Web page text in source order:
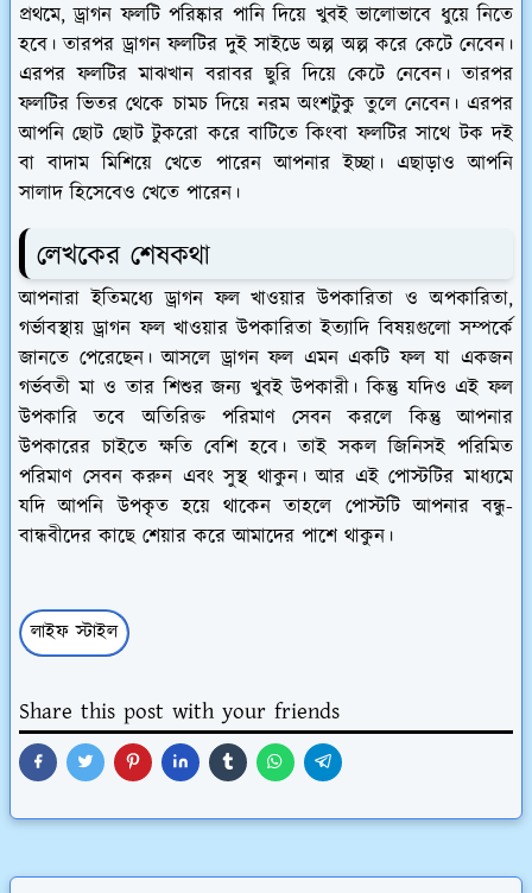
প্রথমে, ড্রাগন ফলটি পরিষ্কার পানি দিয়ে খুবই ভালোভাবে ধুয়ে নিতে
হবে। তারপর ড্রাগন ফলটির দুই সাইডে অল্প অল্প করে কেটে নেবেন।
এরপর ফলটির মাঝখান বরাবর ছুরি দিয়ে কেটে নেবেন। তারপর
ফলটির ভিতর থেকে চামচ দিয়ে নরম অংশটুকু তুলে নেবেন। এরপর
আপনি ছোট ছোট টুকরো করে বাটিতে কিংবা ফলটির সাথে টক দই
বা বাদাম মিশিয়ে খেতে পারেন আপনার ইচ্ছা। এছাড়াও আপনি
সালাদ হিসেবেও খেতে পারেন।
লেখকের শেষকথা
আপনারা ইতিমধ্যে ড্রাগন ফল খাওয়ার উপকারিতা ও অপকারিতা,
গর্ভাবস্থায় ড্রাগন ফল খাওয়ার উপকারিতা ইত্যাদি বিষয়গুলো সম্পর্কে
জানতে পেরেছেন। আসলে ড্রাগন ফল এমন একটি ফল যা একজন
গর্ভবতী মা ও তার শিশুর জন্য খুবই উপকারী। কিন্তু যদিও এই ফল
উপকারি তবে অতিরিক্ত পরিমাণ সেবন করলে কিন্তু আপনার
উপকারের চাইতে ক্ষতি বেশি হবে। তাই সকল জিনিসই পরিমিত
পরিমাণ সেবন করুন এবং সুস্থ থাকুন। আর এই পোস্টটির মাধ্যমে
যদি আপনি উপকৃত হয়ে থাকেন তাহলে পোস্টটি আপনার বন্ধু-
বান্ধবীদের কাছে শেয়ার করে আমাদের পাশে থাকুন।
লাইফ স্টাইল
Share this post with your friends